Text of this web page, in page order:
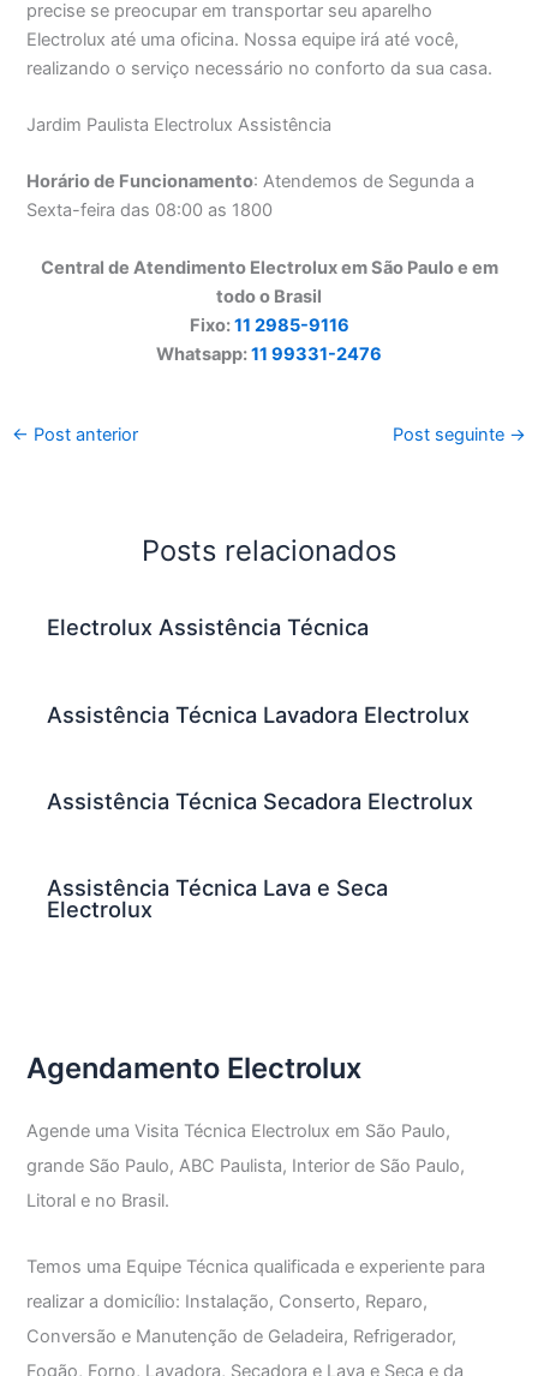
precise se preocupar em transportar seu aparelho
Electrolux até uma oficina. Nossa equipe irá até você,
realizando o serviço necessário no conforto da sua casa.
Jardim Paulista Electrolux Assistência
Horário de Funcionamento: Atendemos de Segunda a
Sexta-feira das 08:00 as 1800
Central de Atendimento Electrolux em São Paulo e em
todo o Brasil
Fixo:11 2985-9116
Whatsapp:11 99331-2476
← Post anterior Post seguinte →
Posts relacionados
Electrolux Assistência Técnica
Assistência Técnica Lavadora Electrolux
Assistência Técnica Secadora Electrolux
Assistência Técnica Lava e Seca
Electrolux
Agendamento Electrolux
Agende uma Visita Técnica Electrolux em São Paulo,
grande São Paulo, ABC Paulista, Interior de São Paulo,
Litoral e no Brasil.
Temos uma Equipe Técnica qualificada e experiente para
realizar a domicílio: Instalação, Conserto, Reparo,
Conversão e Manutenção de Geladeira, Refrigerador,
Fogão, Forno, Lavadora, Secadora e Lava e Seca e da